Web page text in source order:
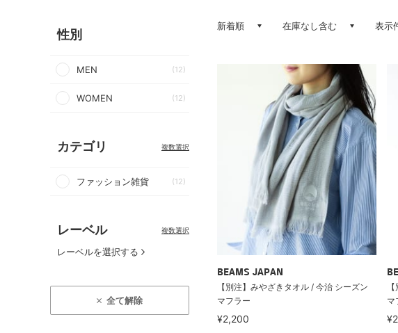
性別
MEN (12)
WOMEN (12)
カテゴリ 複数選択
ファッション雑貨 (12)
レーベル 複数選択
レーベルを選択する
全て解除
新着順 在庫なし含む 表示
BEAMS JAPAN
【別注】みやざきタオル / 今治 シーズン
マフラー
¥2,200
マ